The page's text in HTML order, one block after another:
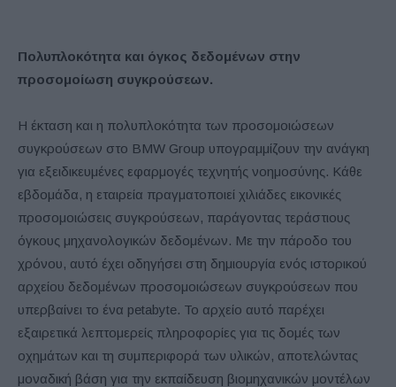
Πολυπλοκότητα και όγκος δεδομένων στην
προσομοίωση συγκρούσεων.
Η έκταση και η πολυπλοκότητα των προσομοιώσεων
συγκρούσεων στο BMW Group υπογραμμίζουν την ανάγκη
για εξειδικευμένες εφαρμογές τεχνητής νοημοσύνης. Κάθε
εβδομάδα, η εταιρεία πραγματοποιεί χιλιάδες εικονικές
προσομοιώσεις συγκρούσεων, παράγοντας τεράστιους
όγκους μηχανολογικών δεδομένων. Με την πάροδο του
χρόνου, αυτό έχει οδηγήσει στη δημιουργία ενός ιστορικού
αρχείου δεδομένων προσομοιώσεων συγκρούσεων που
υπερβαίνει το ένα petabyte. Το αρχείο αυτό παρέχει
εξαιρετικά λεπτομερείς πληροφορίες για τις δομές των
οχημάτων και τη συμπεριφορά των υλικών, αποτελώντας
μοναδική βάση για την εκπαίδευση βιομηχανικών μοντέλων